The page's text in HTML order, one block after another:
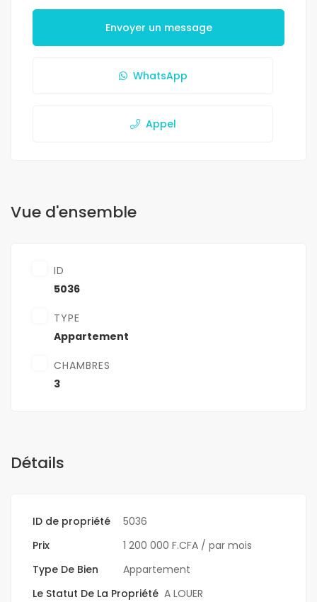
Envoyer un message
WhatsApp
Appel
Vue d'ensemble
ID
5036
TYPE
Appartement
CHAMBRES
3
Détails
ID de propriété
5036
Prix
1 200 000 F.CFA / par mois
Type De Bien
Appartement
Le Statut De La Propriété A LOUER